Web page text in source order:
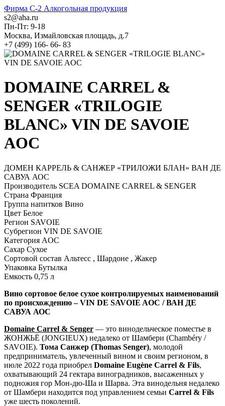
Фирма C-2 Алкогольная продукция
s2@aha.ru
Пн-Пт: 9-18
Москва, Измайловская площадь, д.7
+7 (499) 166- 66- 83
DOMAINE CARREL &
SENGER «TRILOGIE
BLANC» VIN DE SAVOIE
AOC
ДОМЕН КАРРЕЛЬ & САНЖЕР «ТРИЛОЖИ БЛАН» ВАН ДЕ
САВУА АОС
Производитель SCEA DOMAINE CARREL & SENGER
Страна Франция
Группа напитков Вино
Цвет Белое
Регион SAVOIE
Субрегион VIN DE SAVOIE
Категория AOC
Сахар Сухое
Сортовой состав Альтесс , Шардоне , Жакер
Упаковка Бутылка
Емкость 0,75 л
Вино сортовое белое сухое контролируемых наименований
по происхождению– VIN DE SAVOIE AOC / ВАН ДЕ
САВУА АОС
Domaine Carrel & Senger — это винодельческое поместье в
ЖОНЖЬЁ (JONGIEUX) недалеко от Шамбери (Chambéry /
SAVOIE). Тома Санжер (Thomas Senger), молодой
предприниматель, увлеченный вином и своим регионом, в
июле 2022 года приобрел Domaine Eugène Carrel & Fils,
охватывающий 24 гектара виноградников, высаженных у
подножия гор Мон-дю-Ша и Шарва. Эта винодельня недалеко
от Шамбери находится под управлением семьи Carrel & Fils
уже шесть поколений.